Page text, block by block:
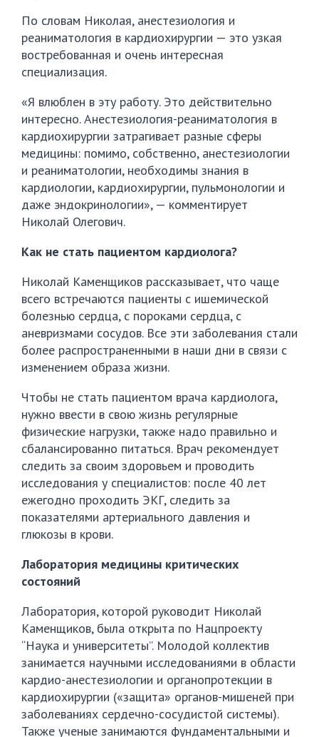
По словам Николая, анестезиология и
реаниматология в кардиохирургии — это узкая
востребованная и очень интересная
специализация.
«Я влюблен в эту работу. Это действительно
интересно. Анестезиология-реаниматология в
кардиохирургии затрагивает разные сферы
медицины: помимо, собственно, анестезиологии
и реаниматологии, необходимы знания в
кардиологии, кардиохирургии, пульмонологии и
даже эндокринологии», — комментирует
Николай Олегович.
Как не стать пациентом кардиолога?
Николай Каменщиков рассказывает, что чаще
всего встречаются пациенты с ишемической
болезнью сердца, с пороками сердца, с
аневризмами сосудов. Все эти заболевания стали
более распространенными в наши дни в связи с
изменением образа жизни.
Чтобы не стать пациентом врача кардиолога,
нужно ввести в свою жизнь регулярные
физические нагрузки, также надо правильно и
сбалансированно питаться. Врач рекомендует
следить за своим здоровьем и проводить
исследования у специалистов: после 40 лет
ежегодно проходить ЭКГ, следить за
показателями артериального давления и
глюкозы в крови.
Лаборатория медицины критических
состояний
Лаборатория, которой руководит Николай
Каменщиков, была открыта по Нацпроекту
“Наука и университеты”. Молодой коллектив
занимается научными исследованиями в области
кардио-анестезиологии и органопротекции в
кардиохирургии («защита» органов-мишеней при
заболеваниях сердечно-сосудистой системы).
Также ученые занимаются фундаментальными и